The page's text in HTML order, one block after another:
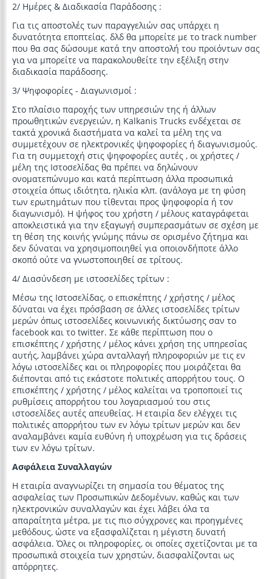
2/ Ημέρες & Διαδικασία Παράδοσης :
Για τις αποστολές των παραγγελιών σας υπάρχει η
δυνατότητα εποπτείας. δλδ θα μπορείτε με το track number
που θα σας δώσουμε κατά την αποστολή του προϊόντων σας
για να μπορείτε να παρακολουθείτε την εξέλιξη στην
διαδικασία παράδοσης.
3/ Ψηφοφορίες - Διαγωνισμοί :
Στο πλαίσιο παροχής των υπηρεσιών της ή άλλων
προωθητικών ενεργειών, η Kalkanis Trucks ενδέχεται σε
τακτά χρονικά διαστήματα να καλεί τα μέλη της να
συμμετέχουν σε ηλεκτρονικές ψηφοφορίες ή διαγωνισμούς.
Για τη συμμετοχή στις ψηφοφορίες αυτές , οι χρήστες /
μέλη της Ιστοσελίδας θα πρέπει να δηλώνουν
ονοματεπώνυμο και κατά περίπτωση άλλα προσωπικά
στοιχεία όπως ιδιότητα, ηλικία κλπ. (ανάλογα με τη φύση
των ερωτημάτων που τίθενται προς ψηφοφορία ή τον
διαγωνισμό). Η ψήφος του χρήστη / μέλους καταγράφεται
αποκλειστικά για την εξαγωγή συμπερασμάτων σε σχέση με
τη θέση της κοινής γνώμης πάνω σε ορισμένο ζήτημα και
δεν δύναται να χρησιμοποιηθεί για οποιονδήποτε άλλο
σκοπό ούτε να γνωστοποιηθεί σε τρίτους.
4/ Διασύνδεση με ιστοσελίδες τρίτων :
Μέσω της Ιστοσελίδας, ο επισκέπτης / χρήστης / μέλος
δύναται να έχει πρόσβαση σε άλλες ιστοσελίδες τρίτων
μερών όπως ιστοσελίδες κοινωνικής δικτύωσης σαν το
facebook και το twitter. Σε κάθε περίπτωση που ο
επισκέπτης / χρήστης / μέλος κάνει χρήση της υπηρεσίας
αυτής, λαμβάνει χώρα ανταλλαγή πληροφοριών με τις εν
λόγω ιστοσελίδες και οι πληροφορίες που μοιράζεται θα
διέπονται από τις εκάστοτε πολιτικές απορρήτου τους. Ο
επισκέπτης / χρήστης / μέλος καλείται να τροποποιεί τις
ρυθμίσεις απορρήτου του λογαριασμού του στις
ιστοσελίδες αυτές απευθείας. Η εταιρία δεν ελέγχει τις
πολιτικές απορρήτου των εν λόγω τρίτων μερών και δεν
αναλαμβάνει καμία ευθύνη ή υποχρέωση για τις δράσεις
των εν λόγω τρίτων.
Ασφάλεια Συναλλαγών
Η εταιρία αναγνωρίζει τη σημασία του θέματος της
ασφαλείας των Προσωπικών Δεδομένων, καθώς και των
ηλεκτρονικών συναλλαγών και έχει λάβει όλα τα
απαραίτητα μέτρα, με τις πιο σύγχρονες και προηγμένες
μεθόδους, ώστε να εξασφαλίζεται η μέγιστη δυνατή
ασφάλεια. Όλες οι πληροφορίες, οι οποίες σχετίζονται με τα
προσωπικά στοιχεία των χρηστών, διασφαλίζονται ως
απόρρητες.